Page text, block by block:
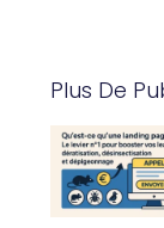
Plus De